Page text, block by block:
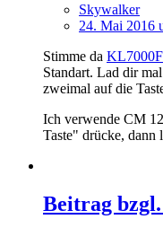
Skywalker
24. Mai 2016
Stimme da KL7000F
Standart. Lad dir
zweimal auf die
Ich verwende CM
Taste" drücke, dann
Beitrag